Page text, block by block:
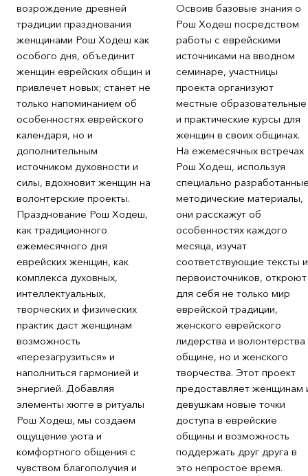
возрождение древней
традиции празднования
женщинами Рош Ходеш как
особого дня, объединит
женщин еврейских общин и
привлечет новых; станет не
только напоминанием об
особенностях еврейского
календаря, но и
дополнительным
источником духовности и
силы, вдохновит женщин на
волонтерские проекты.
Празднование Рош Ходеш,
как традиционного
ежемесячного дня
еврейских женщин, как
комплекса духовных,
интеллектуальных,
творческих и физических
практик даст женщинам
возможность
«перезагрузиться» и
наполниться гармонией и
энергией. Добавляя
элементы хюгге в ритуалы
Рош Ходеш, мы создаем
ощущение уюта и
комфортного общения с
чувством благополучия и
Освоив базовые знания о
Рош Ходеш посредством
работы с еврейскими
источниками на вводном
семинаре, участницы
проекта организуют
местные образовательные
и практические курсы для
женщин в своих общинах.
На ежемесячных встречах
Рош Ходеш, используя
специально
методические материалы,
они расскажут об
особенностях каждого
месяца, изучат
соответствующие тексты
первоисточников, откроют
для себя не только мир
еврейской традиции,
женского еврейского
лидерства и волонтерства
общине, но и женского
творчества. Этот проект
предоставляет женщинам
девушкам новые точки
доступа в еврейские
общины и возможность
поддержать друг друга в
это непростое время.